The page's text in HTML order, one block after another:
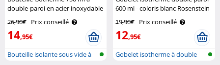
double-paroi en acier inoxydable
Rosenstein & Söhne
26,90€ Prix conseillé
14,95€
Bouteille isolante sous vide à
600 ml - coloris blanc Rosenstein
19,90€ Prix conseillé
12,95€
Gobelet isotherme à double